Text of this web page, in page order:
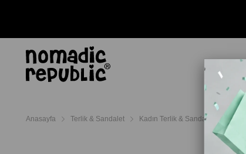
AYAKKABI
Anasayfa Terlik & Sandalet Kadın Terlik & Sandalet